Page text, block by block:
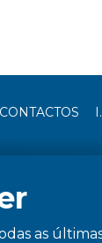
CONTACTOS
as